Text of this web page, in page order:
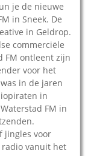
je de nieuwe
in Sneek. De
in Geldrop.
commerciële
FM ontleent zijn
voor het
in de jaren
in
FM in
jingles voor
radio vanuit het